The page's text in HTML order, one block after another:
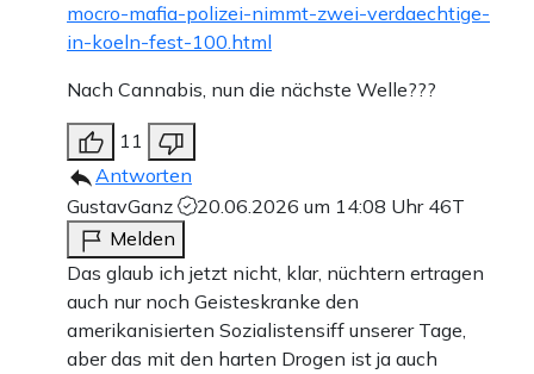
mocro-mafia-polizei-nimmt-zwei-verdaechtige-
in-koeln-fest-100.html
Nach Cannabis, nun die nächste Welle???
11
Antworten
GustavGanz
20.06.2026 um 14:08 Uhr 46T
Melden
Das glaub ich jetzt nicht, klar, nüchtern ertragen
auch nur noch Geisteskranke den
amerikanisierten Sozialistensiff unserer Tage,
aber das mit den harten Drogen ist ja auch